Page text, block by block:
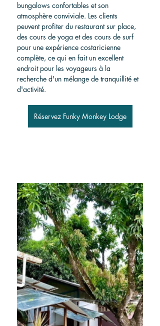
bungalows confortables et son
atmosphère conviviale. Les clients
peuvent profiter du restaurant sur place,
des cours de yoga et des cours de surf
pour une expérience costaricienne
complète, ce qui en fait un excellent
endroit pour les voyageurs à la
recherche d'un mélange de tranquillité et
d'activité.
Réservez Funky Monkey Lodge